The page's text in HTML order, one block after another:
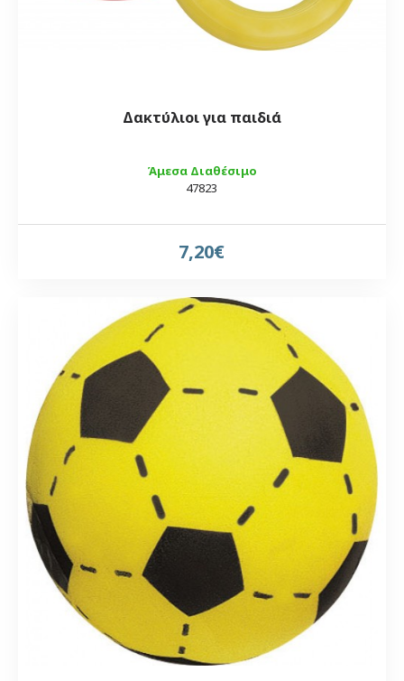
Άμεσα Διαθέσιμο
47823
Δακτύλιοι για παιδιά
7,20€